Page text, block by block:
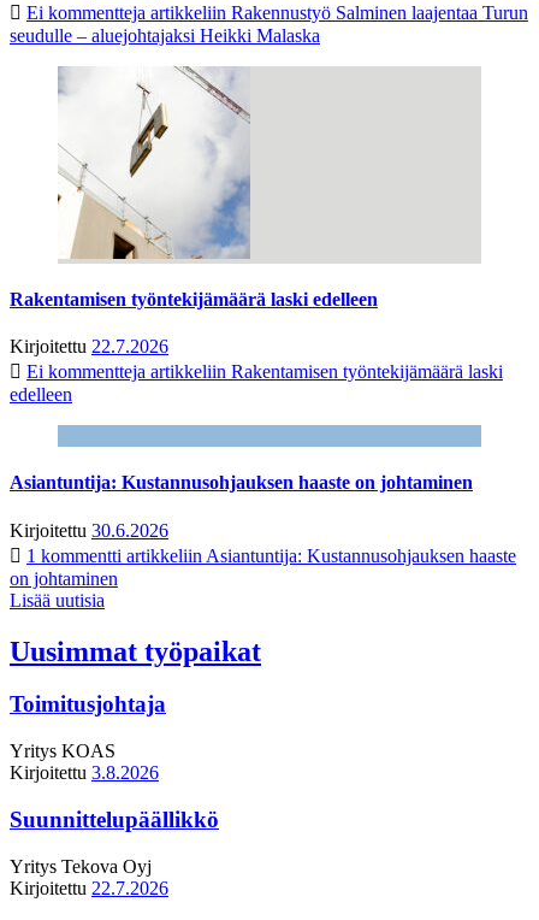
Ei kommentteja artikkeliin Rakennustyö Salminen laajentaa Turun
seudulle – aluejohtajaksi Heikki Malaska
Rakentamisen työntekijämäärä laski edelleen
Kirjoitettu 22.7.2026
Ei kommentteja artikkeliin Rakentamisen työntekijämäärä laski
edelleen
Asiantuntija: Kustannusohjauksen haaste on johtaminen
Kirjoitettu 30.6.2026
1 kommentti artikkeliin Asiantuntija: Kustannusohjauksen haaste
on johtaminen
Lisää uutisia
Uusimmat työpaikat
Toimitusjohtaja
Yritys KOAS
Kirjoitettu 3.8.2026
Suunnittelupäällikkö
Yritys Tekova Oyj
Kirjoitettu 22.7.2026